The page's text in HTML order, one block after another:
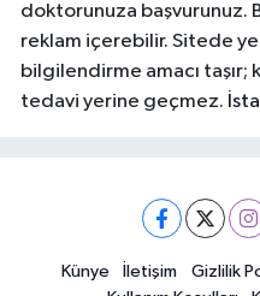
doktorunuza başvurunuz.
reklam içerebilir. Sitede
bilgilendirme amacı taşır;
tedavi yerine geçmez.
Künye İletişim Gizlilik